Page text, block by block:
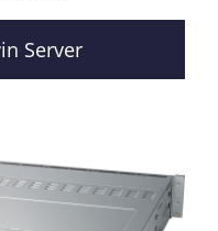
Server